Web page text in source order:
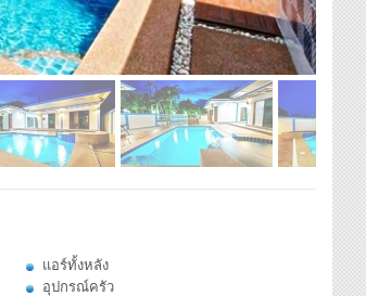
แอร์ทั้งหลัง
อุปกรณ์ครัว